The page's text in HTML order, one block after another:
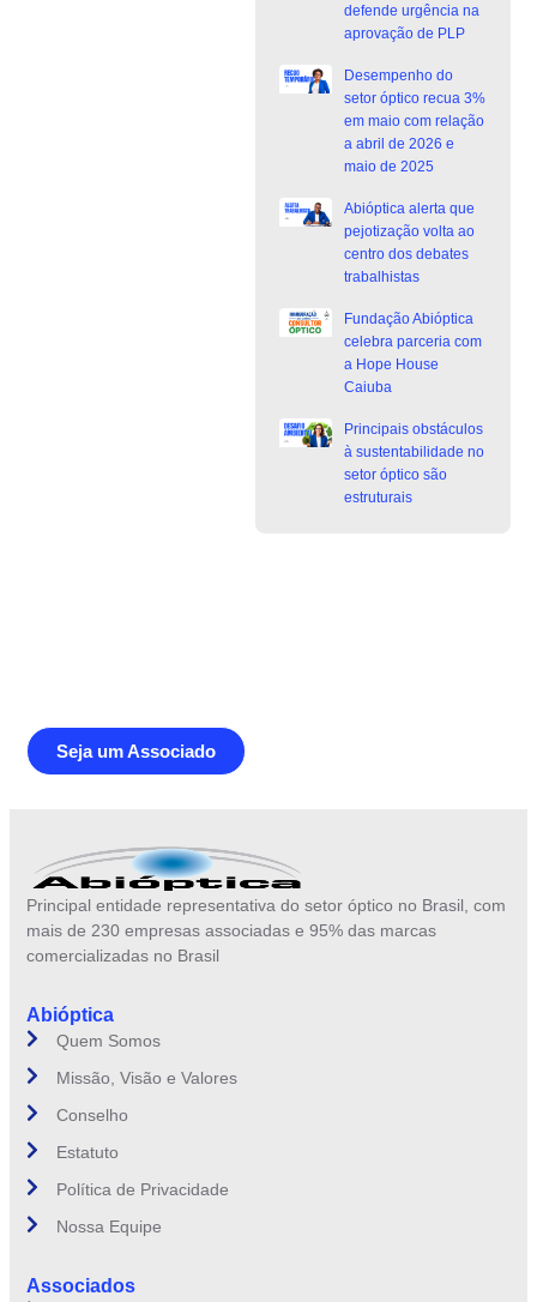
defende urgência na
aprovação de PLP
Desempenho do
setor óptico recua 3%
em maio com relação
a abril de 2026 e
maio de 2025
Abióptica alerta que
pejotização volta ao
centro dos debates
trabalhistas
Fundação Abióptica
celebra parceria com
a Hope House
Caiuba
Principais obstáculos
à sustentabilidade no
setor óptico são
estruturais
Seja um Associado
Principal entidade representativa do setor óptico no Brasil, com
mais de 230 empresas associadas e 95% das marcas
comercializadas no Brasil
Abióptica
Quem Somos
Missão, Visão e Valores
Conselho
Estatuto
Política de Privacidade
Nossa Equipe
Associados